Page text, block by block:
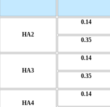
HA2
0.14
0.35
HA3
0.14
0.35
HA4
0.14